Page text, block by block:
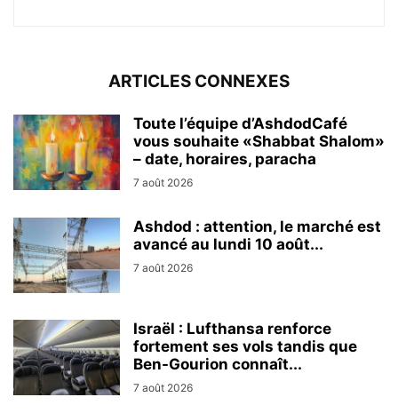
ARTICLES CONNEXES
Toute l’équipe d’AshdodCafé
vous souhaite «Shabbat Shalom»
– date, horaires, paracha
7 août 2026
Ashdod : attention, le marché est
avancé au lundi 10 août...
7 août 2026
Israël : Lufthansa renforce
fortement ses vols tandis que
Ben-Gourion connaît...
7 août 2026